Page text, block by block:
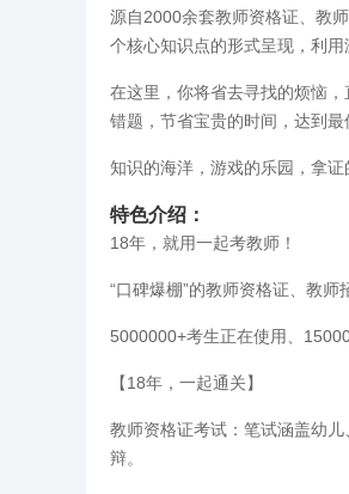
源自2000余套教师资格证、教
个核心知识点的形式呈现，利用
在这里，你将省去寻找的烦恼
错题，节省宝贵的时间，达到最
知识的海洋，游戏的乐园，拿
特色介绍：
18年，就用一起考教师！
“口碑爆棚”的教师资格证、教师
5000000+考生正在使用、
【18年，一起通关】
教师资格证考试：笔试涵盖幼
辩。